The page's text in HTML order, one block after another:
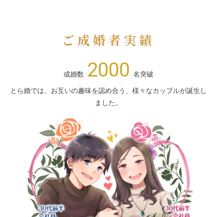
ご成婚者実績
成婚数 2000 名突破
とら婚では、お互いの趣味を認め合う、様々なカップルが誕生し
ました。